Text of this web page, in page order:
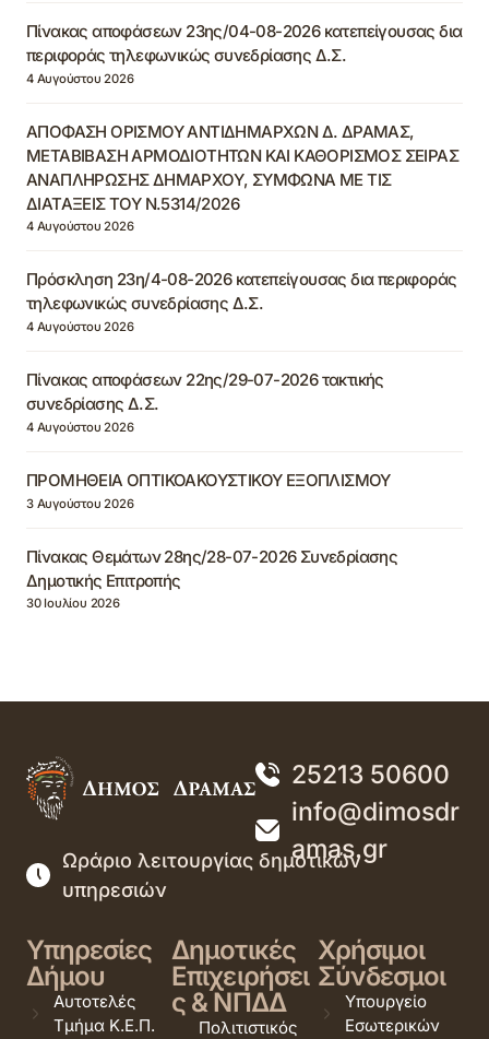
Πίνακας αποφάσεων 23ης/04-08-2026 κατεπείγουσας δια
περιφοράς τηλεφωνικώς συνεδρίασης Δ.Σ.
4 Αυγούστου 2026
ΑΠΟΦΑΣΗ ΟΡΙΣΜΟΥ ΑΝΤΙΔΗΜΑΡΧΩΝ Δ. ΔΡΑΜΑΣ,
ΜΕΤΑΒΙΒΑΣΗ ΑΡΜΟΔΙΟΤΗΤΩΝ ΚΑΙ ΚΑΘΟΡΙΣΜΟΣ ΣΕΙΡΑΣ
ΑΝΑΠΛΗΡΩΣΗΣ ΔΗΜΑΡΧΟΥ, ΣΥΜΦΩΝΑ ΜΕ ΤΙΣ
ΔΙΑΤΑΞΕΙΣ ΤΟΥ Ν.5314/2026
4 Αυγούστου 2026
Πρόσκληση 23η/4-08-2026 κατεπείγουσας δια περιφοράς
τηλεφωνικώς συνεδρίασης Δ.Σ.
4 Αυγούστου 2026
Πίνακας αποφάσεων 22ης/29-07-2026 τακτικής
συνεδρίασης Δ.Σ.
4 Αυγούστου 2026
ΠΡΟΜΗΘΕΙΑ ΟΠΤΙΚΟΑΚΟΥΣΤΙΚΟΥ ΕΞΟΠΛΙΣΜΟΥ
3 Αυγούστου 2026
Πίνακας Θεμάτων 28ης/28-07-2026 Συνεδρίασης
Δημοτικής Επιτροπής
30 Ιουλίου 2026
25213 50600
info@dimosdr
amas.gr
Ωράριο λειτουργίας δημοτικών
υπηρεσιών
Υπηρεσίες
Δήμου
Αυτοτελές
Τμήμα Κ.Ε.Π.
Δημοτικές
Επιχειρήσει
ς & ΝΠΔΔ
Πολιτιστικός
Χρήσιμοι
Σύνδεσμοι
Υπουργείο
Εσωτερικών